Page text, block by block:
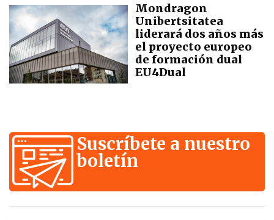
Mondragon
Unibertsitatea
liderará dos años más
el proyecto europeo
de formación dual
EU4Dual
Suscríbete a nuestro
boletín